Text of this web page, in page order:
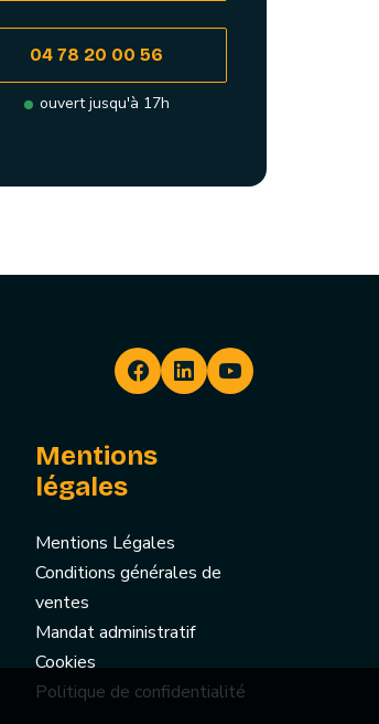
04 78 20 00 56
ouvert jusqu'à 17h
Mentions
légales
Mentions Légales
Conditions générales de
ventes
Mandat administratif
Cookies
Politique de confidentialité